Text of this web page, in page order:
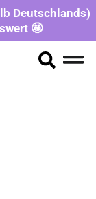
Deutschlands)
🤩